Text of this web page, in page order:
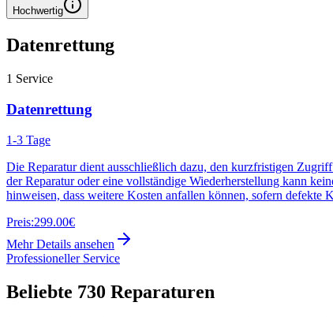
Hochwertig
Datenrettung
1 Service
Datenrettung
1-3 Tage
Die Reparatur dient ausschließlich dazu, den kurzfristigen
der Reparatur oder eine vollständige Wiederherstellung kann
hinweisen, dass weitere Kosten anfallen können, sofern defekte
Preis:299.00€
Mehr Details ansehen
Professioneller Service
Beliebte 730 Reparaturen